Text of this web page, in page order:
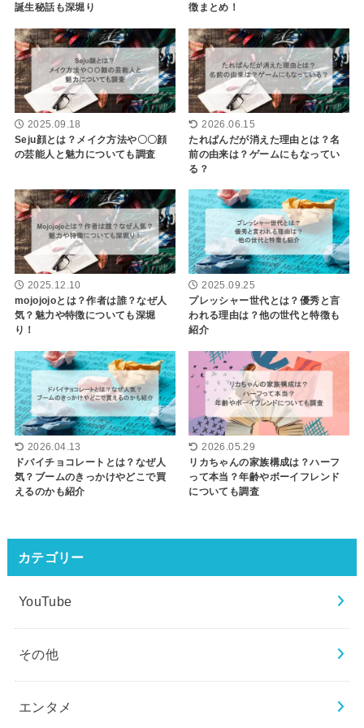
誕生秘話も深堀り 徴まとめ！
2025.09.18
Seju顔とは？メイク方法や〇〇顔
の芸能人と魅力についても調査
2026.06.15
たれぱんだが消えた理由とは？名
前の由来は？ゲームにもなってい
る？
2025.12.10
mojojojoとは？作者は誰？なぜ人
気？魅力や特徴についても深堀
り！
2025.09.25
プレッシャー世代とは？優秀と言
われる理由は？他の世代と特徴も
紹介
2026.04.13
ドバイチョコレートとは？なぜ人
気？ブームのきっかけやどこで買
えるのかも紹介
2026.05.29
リカちゃんの家族構成は？ハーフ
って本当？年齢やボーイフレンド
についても調査
カテゴリー
YouTube
その他
エンタメ